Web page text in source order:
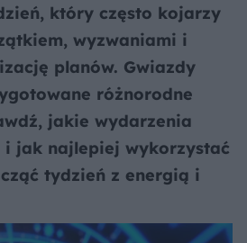
który często kojarzy
wyzwaniami i
planów. Gwiazdy
różnorodne
jakie wydarzenia
i jak najlepiej wykorzystać
tydzień z energią i